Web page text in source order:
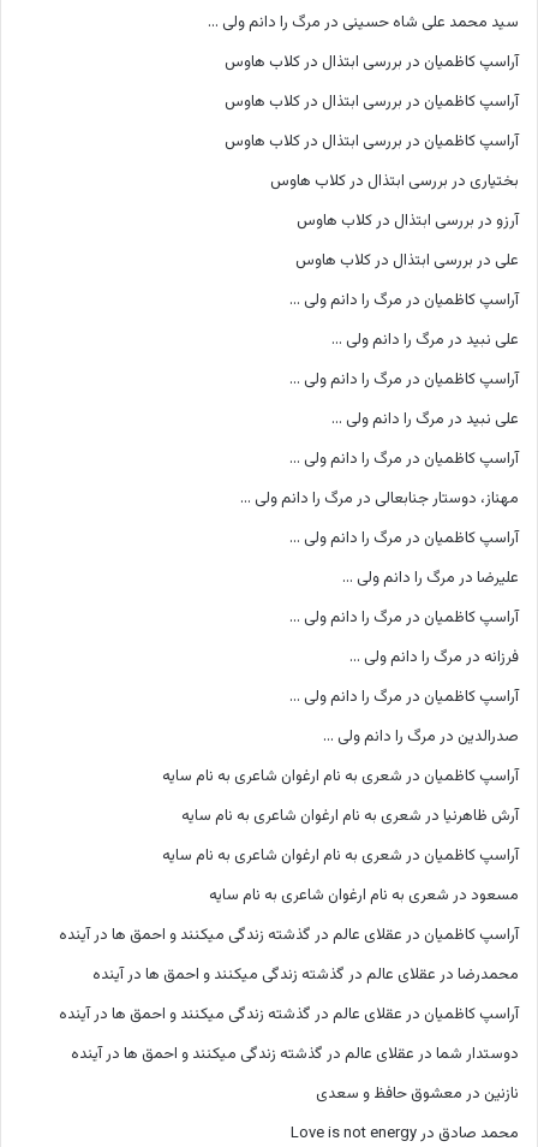
سید محمد علی شاه حسینی در مرگ را دانم ولی …
آراسپ کاظمیان در بررسی ابتذال در کلاب هاوس
آراسپ کاظمیان در بررسی ابتذال در کلاب هاوس
آراسپ کاظمیان در بررسی ابتذال در کلاب هاوس
بختیاری در بررسی ابتذال در کلاب هاوس
آرزو در بررسی ابتذال در کلاب هاوس
علی در بررسی ابتذال در کلاب هاوس
آراسپ کاظمیان در مرگ را دانم ولی …
علی نبید در مرگ را دانم ولی …
آراسپ کاظمیان در مرگ را دانم ولی …
علی نبید در مرگ را دانم ولی …
آراسپ کاظمیان در مرگ را دانم ولی …
مهناز، دوستار جنابعالی در مرگ را دانم ولی …
آراسپ کاظمیان در مرگ را دانم ولی …
علیرضا در مرگ را دانم ولی …
آراسپ کاظمیان در مرگ را دانم ولی …
فرزانه در مرگ را دانم ولی …
آراسپ کاظمیان در مرگ را دانم ولی …
صدرالدین در مرگ را دانم ولی …
آراسپ کاظمیان در شعری به نام ارغوان شاعری به نام سایه
آرش ظاهرنیا در شعری به نام ارغوان شاعری به نام سایه
آراسپ کاظمیان در شعری به نام ارغوان شاعری به نام سایه
مسعود در شعری به نام ارغوان شاعری به نام سایه
آراسپ کاظمیان در عقلای عالم در گذشته زندگی میکنند و احمق ها در آینده
محمدرضا در عقلای عالم در گذشته زندگی میکنند و احمق ها در آینده
آراسپ کاظمیان در عقلای عالم در گذشته زندگی میکنند و احمق ها در آینده
دوستدار شما در عقلای عالم در گذشته زندگی میکنند و احمق ها در آینده
نازنین در معشوق حافظ و سعدی
محمد صادق درLove is not energy